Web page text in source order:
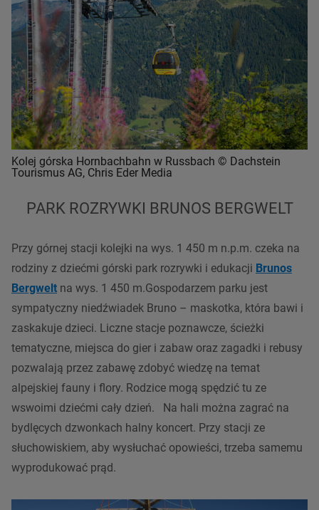
Kolej górska Hornbachbahn w Russbach © Dachstein
Tourismus AG, Chris Eder Media
PARK ROZRYWKI BRUNOS BERGWELT
Przy górnej stacji kolejki na wys. 1 450 m n.p.m. czeka na
rodziny z dziećmi górski park rozrywki i edukacji Brunos
Bergwelt na wys. 1 450 m.Gospodarzem parku jest
sympatyczny niedźwiadek Bruno – maskotka, która bawi i
zaskakuje dzieci. Liczne stacje poznawcze, ścieżki
tematyczne, miejsca do gier i zabaw oraz zagadki i rebusy
pozwalają przez zabawę zdobyć wiedzę na temat
alpejskiej fauny i flory. Rodzice mogą spędzić tu ze
wswoimi dziećmi cały dzień. Na hali można zagrać na
bydlęcych dzwonkach halny koncert. Przy stacji ze
słuchowiskiem, aby wysłuchać opowieści, trzeba samemu
wyprodukować prąd.